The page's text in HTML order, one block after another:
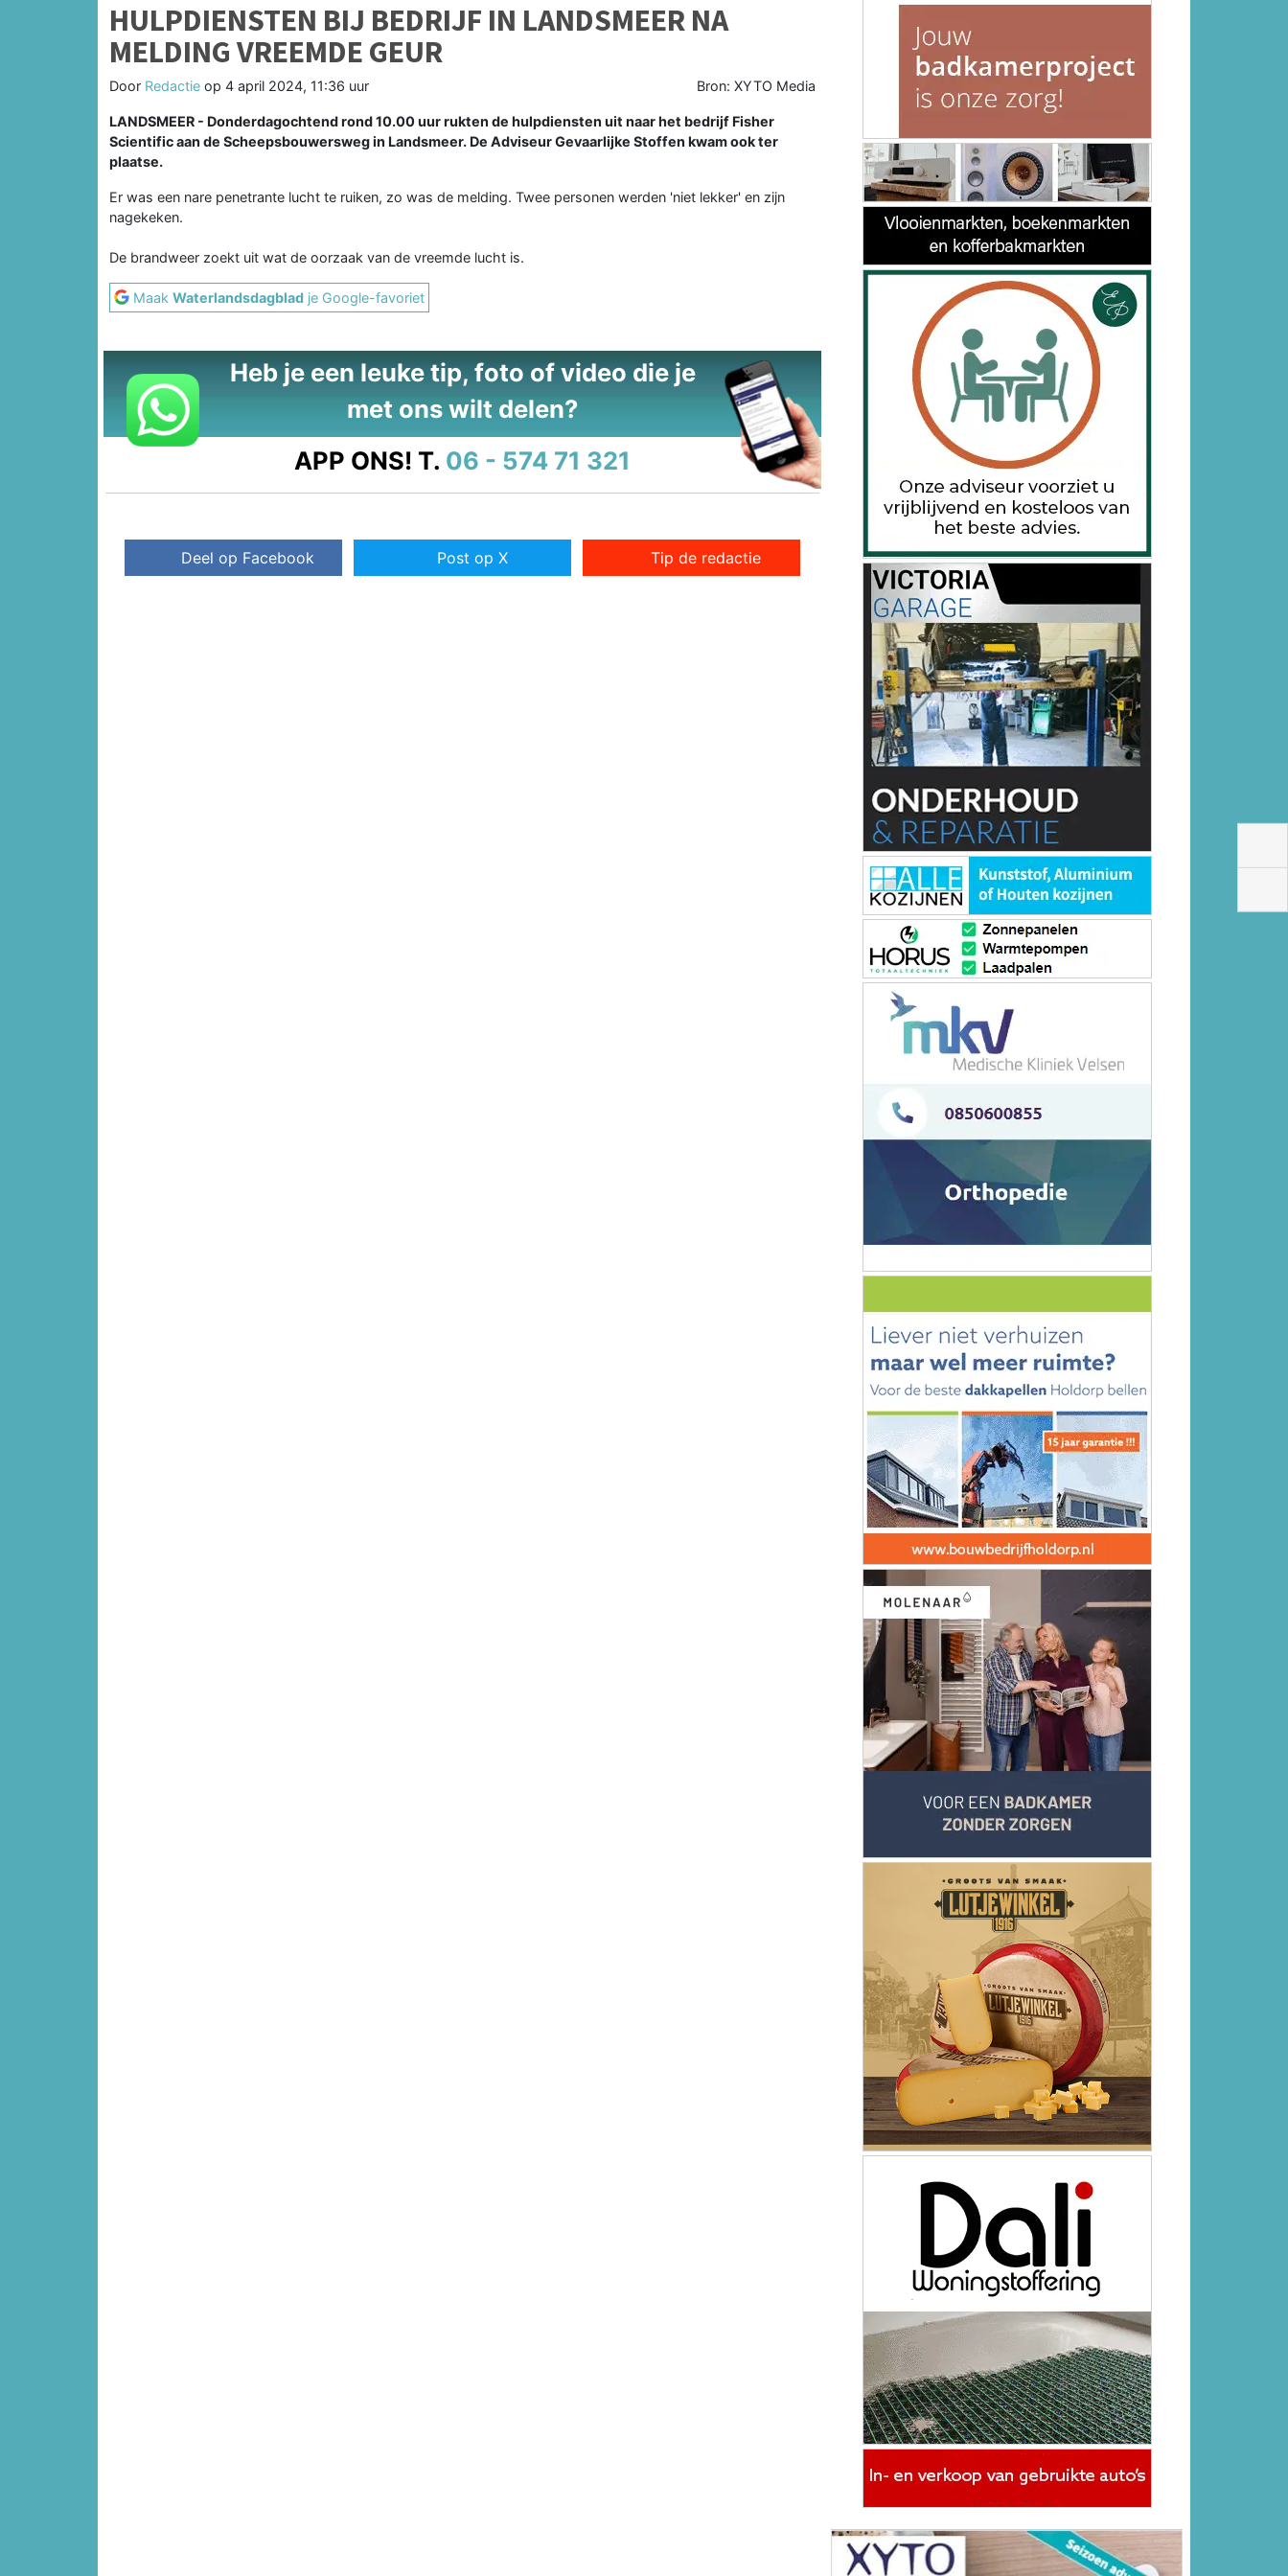
HULPDIENSTEN BIJ BEDRIJF IN LANDSMEER NA
MELDING VREEMDE GEUR
Door Redactie op 4 april 2024, 11:36 uur Bron: XYTO Media
LANDSMEER - Donderdagochtend rond 10.00 uur rukten de hulpdiensten uit naar het bedrijf Fisher
Scientific aan de Scheepsbouwersweg in Landsmeer. De Adviseur Gevaarlijke Stoffen kwam ook ter
plaatse.
Er was een nare penetrante lucht te ruiken, zo was de melding. Twee personen werden 'niet lekker' en zijn
nagekeken.
De brandweer zoekt uit wat de oorzaak van de vreemde lucht is.
Maak Waterlandsdagblad je Google-favoriet
Heb je een leuke tip, foto of video die je
met ons wilt delen?
APP ONS! T. 06 - 574 71 321
Deel op Facebook Post op X Tip de redactie